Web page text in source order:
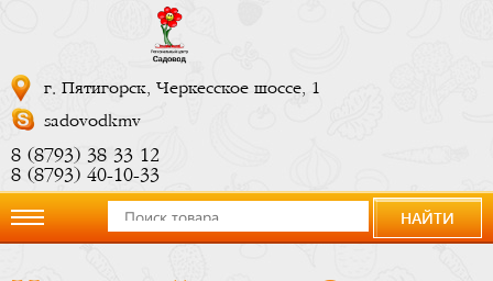
г. Пятигорск, Черкесское шоссе, 1
sadovodkmv
8 (8793) 38 33 12
8 (8793) 40-10-33
НАЙТИ